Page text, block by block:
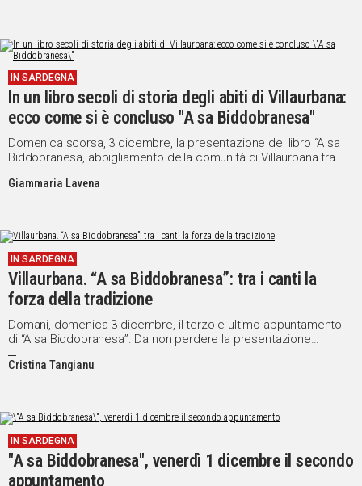
VIDEO
Vai
UNISCITI
WHATSAPP
Social
IN SARDEGNA
In un libro secoli di storia degli abiti di Villaurbana:
ecco come si è concluso "A sa Biddobranesa"
Domenica scorsa, 3 dicembre, la presentazione del libro “A sa
Biddobranesa, abbigliamento della comunità di Villaurbana tra
l’Ottocento e il Novecento”
Giammaria Lavena
IN SARDEGNA
Villaurbana. “A sa Biddobranesa”: tra i canti la
forza della tradizione
Domani, domenica 3 dicembre, il terzo e ultimo appuntamento
di “A sa Biddobranesa”. Da non perdere la presentazione
dell'opera: "Abbigliamento della comunità di Villaurbana tra
l’Ottocento e il Novecento"
Cristina Tangianu
IN SARDEGNA
"A sa Biddobranesa", venerdì 1 dicembre il secondo
appuntamento